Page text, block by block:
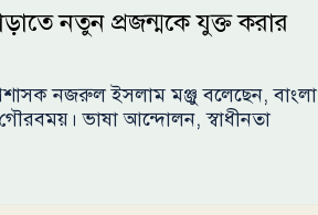
নতুন প্রজন্মকে যুক্ত করার
নজরুল ইসলাম মঞ্জু বলেছেন, বাংলা
ভাষা আন্দোলন, স্বাধীনতা